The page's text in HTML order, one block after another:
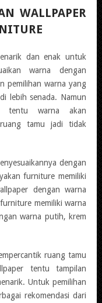
WALLPAPER
dan enak untuk
warna dengan
pemilihan warna yang
lebih senada. Namun
tentu warna akan
tamu jadi tidak
dengan
furniture memiliki
dengan warna
memiliki warna
warna putih, krem
ruang tamu
tentu tampilan
Untuk pemilihan
rekomendasi dari